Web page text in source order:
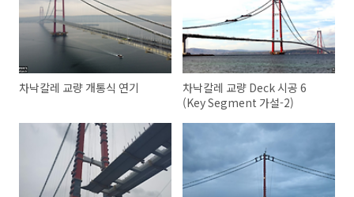
차낙칼레 교량 개통식 연기
차낙칼레 교량 Deck 시공 6
(Key Segment 가설-2)